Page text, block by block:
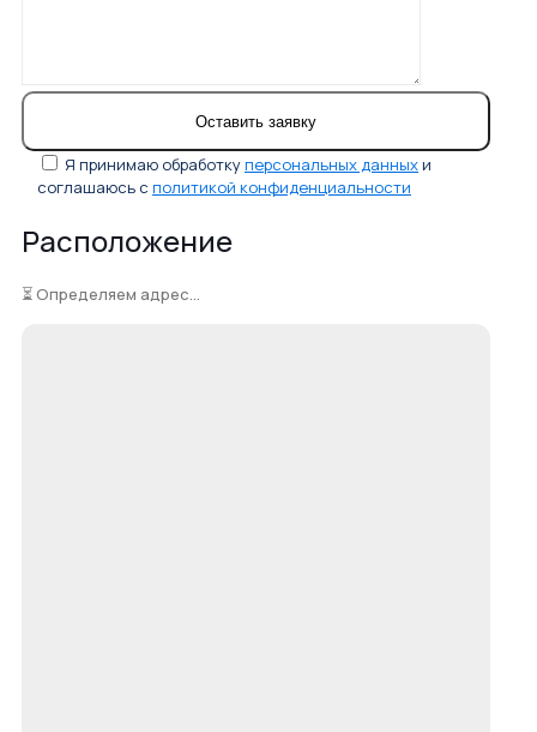
Я принимаю обработкуперсональных данных и
соглашаюсь с политикой конфиденциальности
Расположение
⏳ Определяем адрес...